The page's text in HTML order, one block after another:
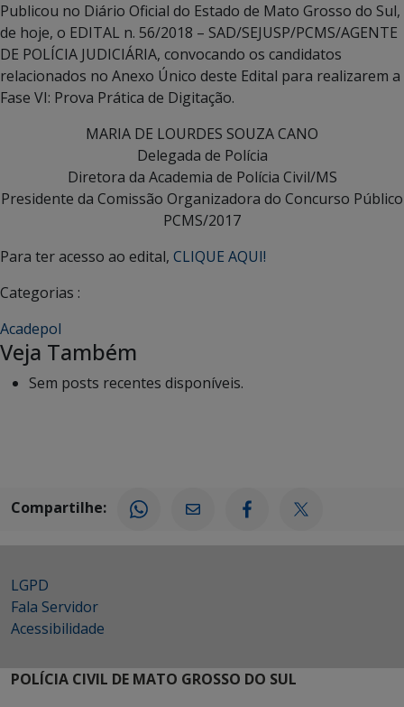
Publicou no Diário Oficial do Estado de Mato Grosso do Sul,
de hoje, o EDITAL n. 56/2018 – SAD/SEJUSP/PCMS/AGENTE
DE POLÍCIA JUDICIÁRIA, convocando os candidatos
relacionados no Anexo Único deste Edital para realizarem a
Fase VI: Prova Prática de Digitação.
MARIA DE LOURDES SOUZA CANO
Delegada de Polícia
Diretora da Academia de Polícia Civil/MS
Presidente da Comissão Organizadora do Concurso Público
PCMS/2017
Para ter acesso ao edital, CLIQUE AQUI!
Categorias :
Acadepol
Veja Também
Sem posts recentes disponíveis.
Compartilhe:
LGPD
Fala Servidor
Acessibilidade
POLÍCIA CIVIL DE MATO GROSSO DO SUL